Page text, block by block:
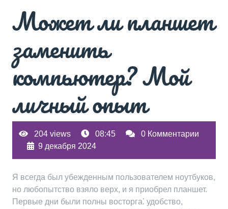
Может ли планшет
заменить
компьютер? Мой
личный опыт
204 views 08:45
0 Комментарии
9 декабря 2024
Я всегда был убежденным пользователем ноутбуков,
но любопытство взяло верх, и я приобрел планшет.
Первые дни были полны восторга⁚ удобство,